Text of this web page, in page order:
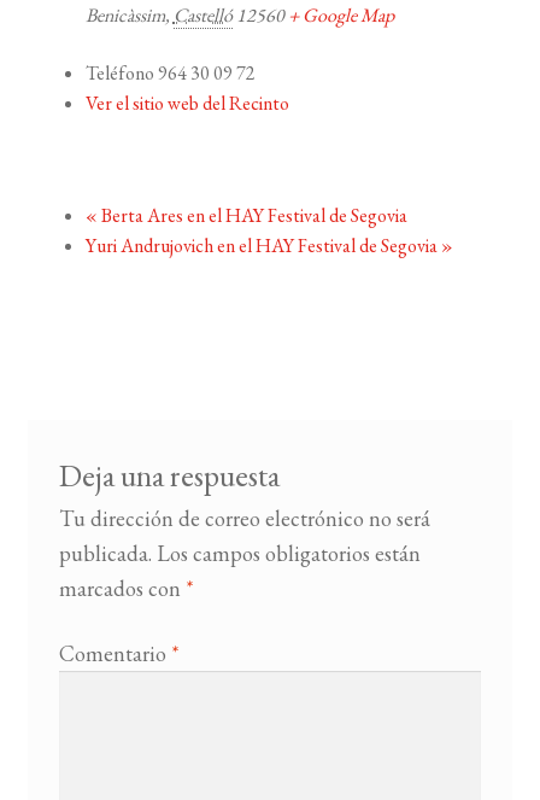
Benicàssim,Castelló 12560 + Google Map
Teléfono 964 30 09 72
Ver el sitio web del Recinto
«Berta Ares en el HAY Festival de Segovia
Yuri Andrujovich en el HAY Festival de Segovia»
Deja una respuesta
Tu dirección de correo electrónico no será
publicada. Los campos obligatorios están
marcados con *
Comentario *